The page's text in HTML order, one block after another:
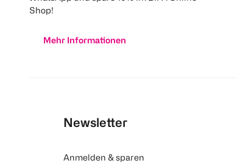
Shop!
Mehr Informationen
Newsletter
Anmelden & sparen